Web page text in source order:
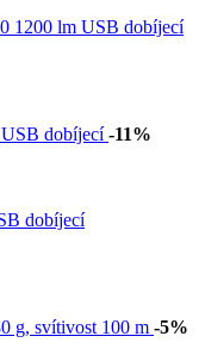
1200 lm USB dobíjecí
-11%
dobíjecí
-5%